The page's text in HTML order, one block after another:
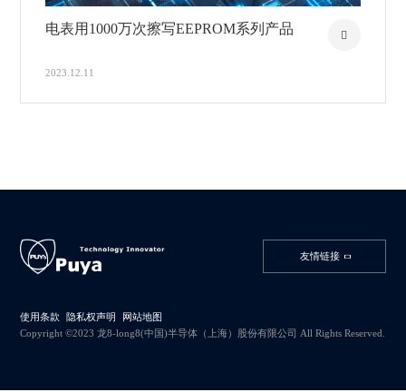
电表用1000万次擦写EEPROM系列产品
2023.12.11
友情链接
使用条款 隐私权声明
网站地图
Copyright ©2023 龙8-long8(中国)半导体（上海）股份有限公司 All Rights Reserved.